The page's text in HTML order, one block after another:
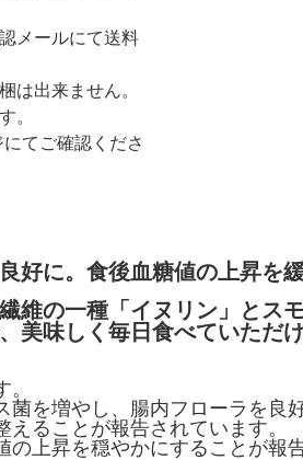
メールにて送料
は出来ません。
。
てご確認くださ
好に。食後血糖値の上昇を緩
維の一種「イヌリン」とス
美味しく毎日食べていただけ
菌を増やし、腸内フローラを良
ることが報告されています。
の上昇を穏やかにすることが報